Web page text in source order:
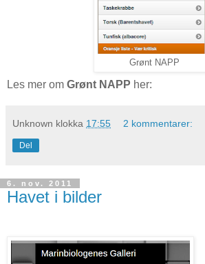
Grønt NAPP
Les mer om Grønt NAPP her:
Unknown klokka 17:55 2 kommentarer:
Del
6. nov. 2011
Havet i bilder